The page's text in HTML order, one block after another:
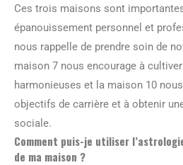
Ces trois maisons sont
épanouissement personnel et
nous rappelle de prendre soin de
maison 7 nous encourage à
harmonieuses et la maison 10
objectifs de carrière et à obtenir
sociale.
Comment puis-je utiliser
de ma maison ?